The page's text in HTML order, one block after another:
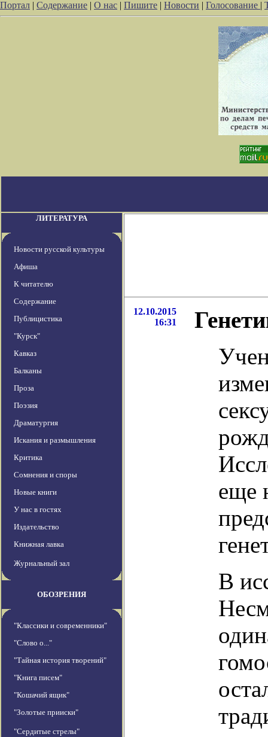
Портал | Содержание | О нас | Пишите | Новости | Голосование |
ЛИТЕРАТУРА
Новости русской культуры
Афиша
К читателю
Содержание
Публицистика
"Курск"
Кавказ
Балканы
Проза
Поэзия
Драматургия
Искания и размышления
Критика
Сомнения и споры
Новые книги
У нас в гостях
Издательство
Книжная лавка
Журнальный зал
ОБОЗРЕНИЯ
"Классики и современники"
"Слово о..."
"Тайная история творений"
"Книга писем"
"Кошачий ящик"
"Золотые прииски"
"Сердитые стрелы"
12.10.2015
16:31
еще
В